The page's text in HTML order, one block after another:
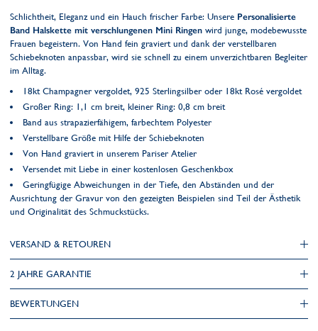
Schlichtheit, Eleganz und ein Hauch frischer Farbe: Unsere Personalisierte
Band Halskette mit verschlungenen Mini Ringen wird junge, modebewusste
Frauen begeistern. Von Hand fein graviert und dank der verstellbaren
Schiebeknoten anpassbar, wird sie schnell zu einem unverzichtbaren Begleiter
im Alltag.
18kt Champagner vergoldet, 925 Sterlingsilber oder 18kt Rosé vergoldet
Großer Ring: 1,1 cm breit, kleiner Ring: 0,8 cm breit
Band aus strapazierfähigem, farbechtem Polyester
Verstellbare Größe mit Hilfe der Schiebeknoten
Von Hand graviert in unserem Pariser Atelier
Versendet mit Liebe in einer kostenlosen Geschenkbox
Geringfügige Abweichungen in der Tiefe, den Abständen und der
Ausrichtung der Gravur von den gezeigten Beispielen sind Teil der Ästhetik
und Originalität des Schmuckstücks.
VERSAND & RETOUREN
2 JAHRE GARANTIE
BEWERTUNGEN